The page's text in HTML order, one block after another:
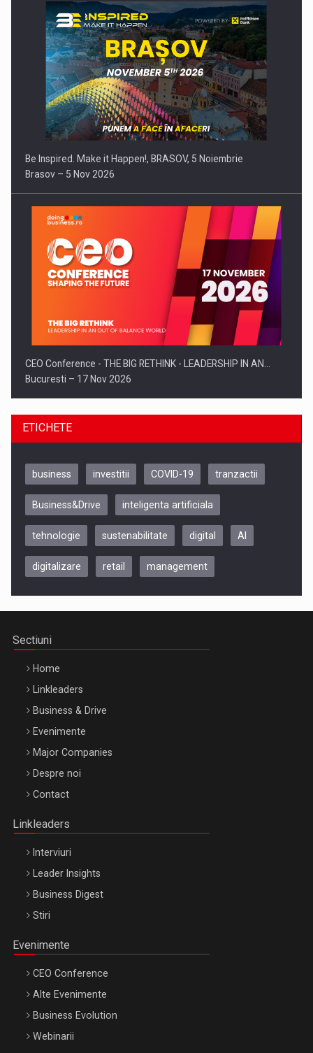
Be Inspired. Make it Happen!, BRASOV, 5 Noiembrie
Brasov – 5 Nov 2026
CEO Conference - THE BIG RETHINK - LEADERSHIP IN AN…
Bucuresti – 17 Nov 2026
Be Inspired. Make it Happen!, CLUJ, 9 Decembrie
Be Inspired. Make it Happen!, ARTEMIS LETO, ORADEA, 8
Octombrie
ETICHETE
business investitii COVID-19 tranzactii
Business&Drive inteligenta artificiala
tehnologie sustenabilitate digital AI
digitalizare retail management
Sectiuni
Home
Linkleaders
Business & Drive
Evenimente
Major Companies
Despre noi
Contact
Linkleaders
Interviuri
Leader Insights
Business Digest
Stiri
Evenimente
CEO Conference
Alte Evenimente
Business Evolution
Webinarii